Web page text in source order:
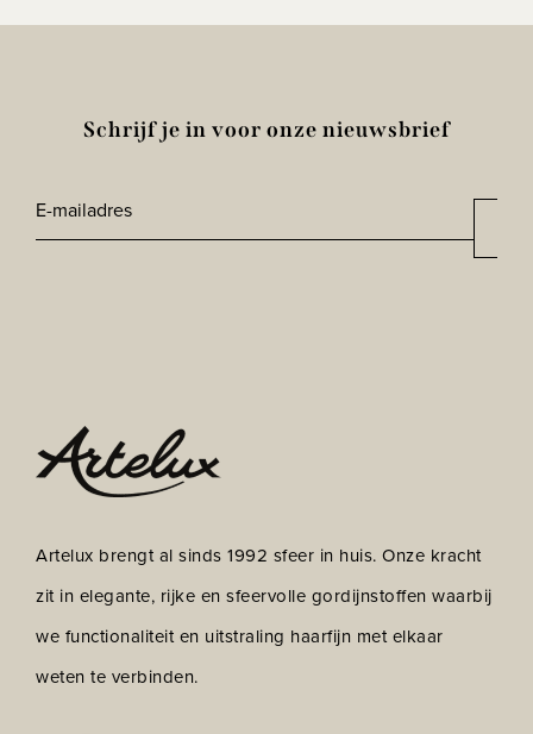
Schrijf je in voor onze nieuwsbrief
E-
mailadres*
Artelux brengt al sinds 1992 sfeer in huis. Onze kracht
zit in elegante, rijke en sfeervolle gordijnstoffen waarbij
we functionaliteit en uitstraling haarfijn met elkaar
weten te verbinden.